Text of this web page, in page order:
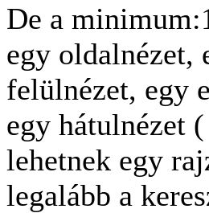
De a
egy oldalnézet,
felülnézet, egy
egy hátulnézet
lehetnek egy
legalább a